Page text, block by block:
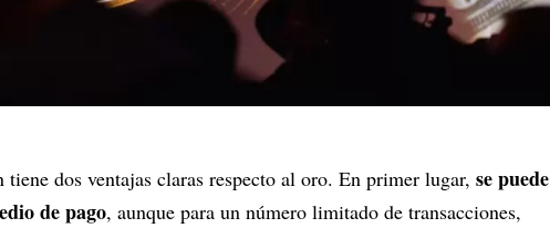
dos ventajas claras respecto al oro. En primer lugar, se puede
de pago, aunque para un número limitado de transacciones,